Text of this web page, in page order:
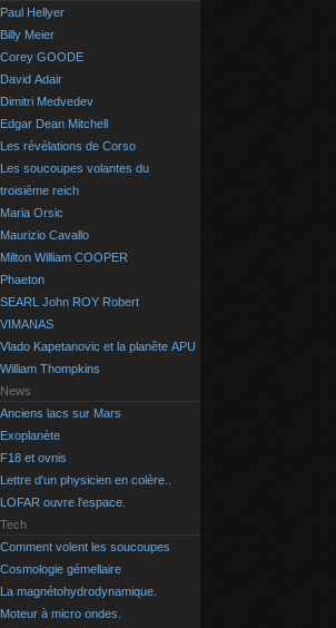
Paul Hellyer
Billy Meier
Corey GOODE
David Adair
Dimitri Medvedev
Edgar Dean Mitchell
Les révélations de Corso
Les soucoupes volantes du
troisième reich
Maria Orsic
Maurizio Cavallo
Milton William COOPER
Phaeton
SEARL John ROY Robert
VIMANAS
Vlado Kapetanovic et la planête APU
William Thompkins
News
Anciens lacs sur Mars
Exoplanète
F18 et ovnis
Lettre d'un physicien en colère..
LOFAR ouvre l'espace.
Tech
Comment volent les soucoupes
Cosmologie gémellaire
La magnétohydrodynamique.
Moteur à micro ondes.